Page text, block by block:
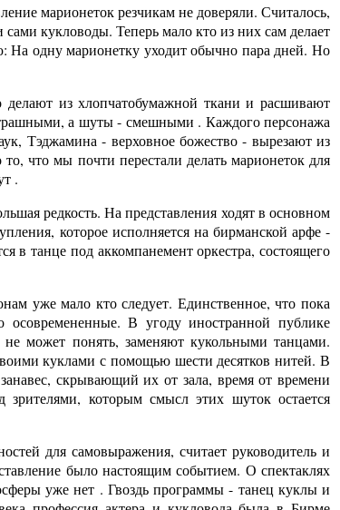
марионеток резчикам не доверяли. Считалось,
кукловоды. Теперь мало кто из них сам делает
На одну марионетку уходит обычно пара дней. Но
из хлопчатобумажной ткани и расшивают
а шуты - смешными . Каждого персонажа
Тэджамина - верховное божество - вырезают из
что мы почти перестали делать марионеток для
.
редкость. На представления ходят в основном
которое исполняется на бирманской арфе -
в танце под аккомпанемент оркестра, состоящего
уже мало кто следует. Единственное, что пока
осовремененные. В угоду иностранной публике
может понять, заменяют кукольными танцами.
куклами с помощью шести десятков нитей. В
скрывающий их от зала, время от времени
которым смысл этих шуток остается
для самовыражения, считает руководитель и
было настоящим событием. О спектаклях
уже нет . Гвоздь программы - танец куклы и